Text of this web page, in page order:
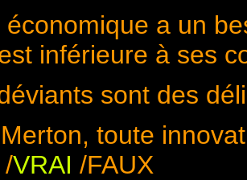
économique a un
inférieure à ses
sont des
toute
/VRAI /FAUX